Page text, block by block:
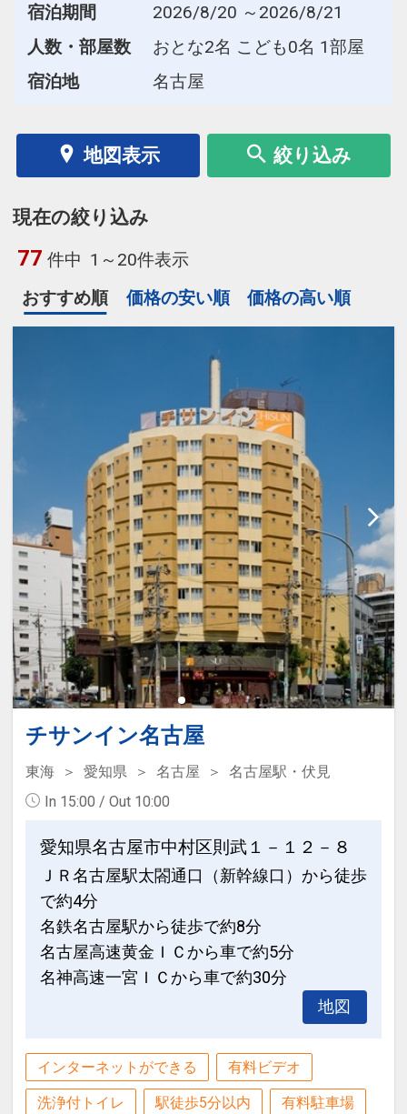
宿泊期間
2026/8/20 ～2026/8/21
人数・部屋数
おとな2名 こども0名 1部屋
宿泊地
名古屋
地図表示 絞り込み
現在の絞り込み
77 件中 1～20件表示
おすすめ順
価格の安い順 価格の高い順
チサンイン名古屋
東海 愛知県 名古屋
名古屋駅・伏見
In 15:00 / Out 10:00
愛知県名古屋市中村区則武１－１２－８
ＪＲ名古屋駅太閤通口（新幹線口）から徒歩
で約4分
名鉄名古屋駅から徒歩で約8分
名古屋高速黄金ＩＣから車で約5分
名神高速一宮ＩＣから車で約30分
地図
インターネットができる 有料ビデオ
洗浄付トイレ 駅徒歩5分以内 有料駐車場